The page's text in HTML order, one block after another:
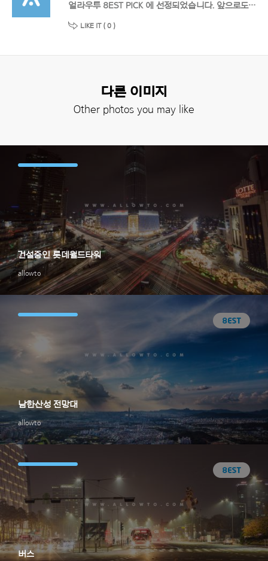
얼라우투 8EST PICK 에 선정되었습니다. 앞으로도 멋진 작품 기대할게요!
LIKE IT ( 0 )
다른 이미지
Other photos you may like
allowto
건설중인 롯데월드타워
allowto
남한산성 전망대
버스